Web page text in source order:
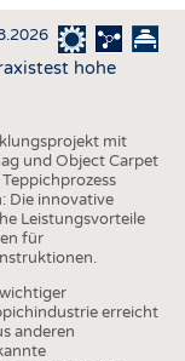
hohe
mit
und Object Carpet
Die innovative
Leistungsvorteile
für
erreicht
anderen